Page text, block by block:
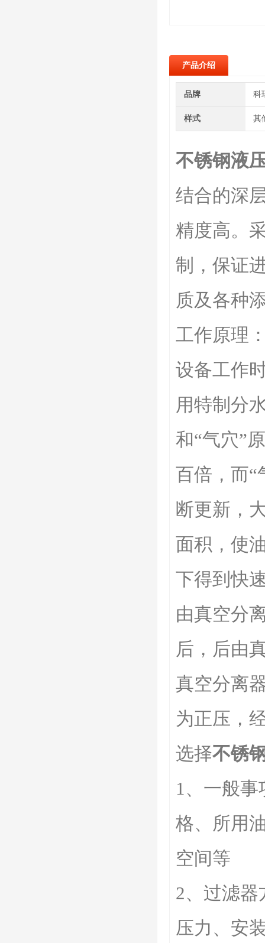
产品介绍
品牌 科
样式 其
不锈钢液
结合的深
精度高。
制，保证
质及各种
工作原理
设备工作
用特制分
和“气穴”
百倍，而“
断更新，
面积，使
下得到快
由真空分
后，后由
真空分离
为正压，
选择不锈
1、一般
格、所用
空间等
2、过滤
压力、安